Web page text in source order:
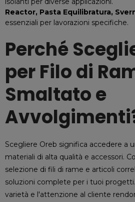
Reactor, Pasta Equilibratura,
essenziali per lavorazioni specifiche.
Perché
per Filo di
Smaltato e
Scegliere Oreb significa accedere a
materiali di alta qualità e accessori.
selezione di fili di rame e articoli
soluzioni complete per i tuoi
varietà e l'attenzione al cliente